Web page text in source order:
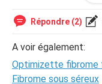
ma gygym'à dit
trinordiol mais est
grande question ...
merci de vos réponses
cordialement
Répondre (2)
A voir également:
Optimizette fibrome
Fibrome sous séreux